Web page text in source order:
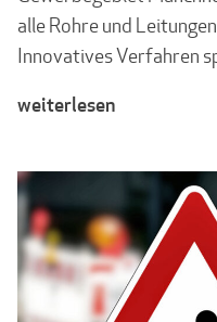
alle Rohre und
Innovatives Verfahren
weiterlesen